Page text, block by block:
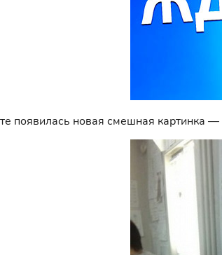
появилась новая смешная картинка